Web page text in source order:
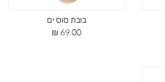
בובת סוס ים
מחיר
69.00 ₪